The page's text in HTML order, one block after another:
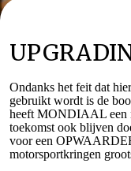
Ondanks het feit dat
gebruikt wordt is de
heeft MONDIAAL een
toekomst ook blijven
voor een
motorsportkringen